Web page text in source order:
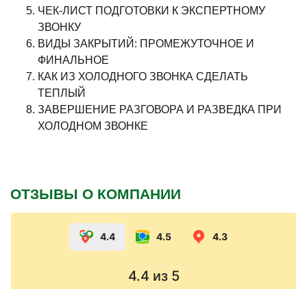
ЧЕК-ЛИСТ ПОДГОТОВКИ К ЭКСПЕРТНОМУ
ЗВОНКУ
ВИДЫ ЗАКРЫТИЙ: ПРОМЕЖУТОЧНОЕ И
ФИНАЛЬНОЕ
КАК ИЗ ХОЛОДНОГО ЗВОНКА СДЕЛАТЬ
ТЕПЛЫЙ
ЗАВЕРШЕНИЕ РАЗГОВОРА И РАЗВЕДКА ПРИ
ХОЛОДНОМ ЗВОНКЕ
ОТЗЫВЫ О КОМПАНИИ
4.4 4.5 4.3
4.4 из 5